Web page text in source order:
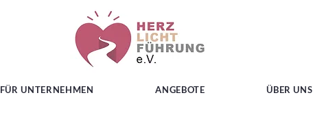
FÜR UNTERNEHMEN ANGEBOTE ÜBER UNS